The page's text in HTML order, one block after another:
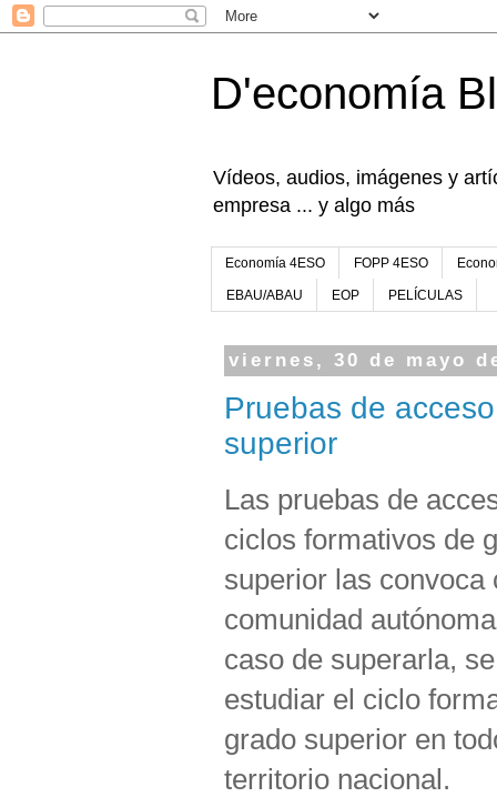
D'economía
Vídeos, audios, imágenes y
empresa ... y algo más
Economía 4ESO FOPP 4ESO
EBAU/ABAU EOP PELÍCULAS
viernes, 30 de mayo
Pruebas de
superior
Las pruebas de
ciclos formativos de
superior las convoca
comunidad
caso de superarla,
estudiar el ciclo
grado superior en
territorio nacional.